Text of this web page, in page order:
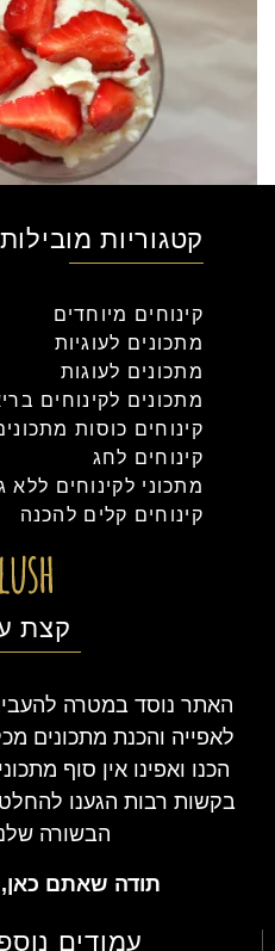
קטגוריות
קינוחים מיוחדים
מתכונים לעוגיות
מתכונים לעוגות
מתכונים לקינוחים
קינוחים כוסות
קינוחים לחג
מתכוני לקינוחים ללא
קינוחים קלים להכנה
קצת
האתר נוסד במטרה
לאפייה והכנת מתכונים
הכנו ואפינו אין סוף
בקשות רבות הגענו
הבשורה
תודה שאתם
עמודים